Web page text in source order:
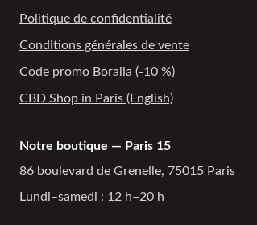
Politique de confidentialité
Conditions générales de vente
Code promo Boralia (-10 %)
CBD Shop in Paris (English)
Notre boutique — Paris 15
86 boulevard de Grenelle, 75015 Paris
Lundi–samedi : 12 h–20 h